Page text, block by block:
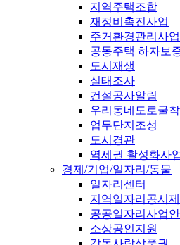
지역주택조합
재정비촉진사업
주거환경관리사업
공동주택 하자보
도시재생
실태조사
건설공사알림
우리동네도로굴
업무단지조성
도시경관
역세권 활성화사
경제/기업/일자리/동물
일자리센터
지역일자리공시제
공공일자리사업
소상공인지원